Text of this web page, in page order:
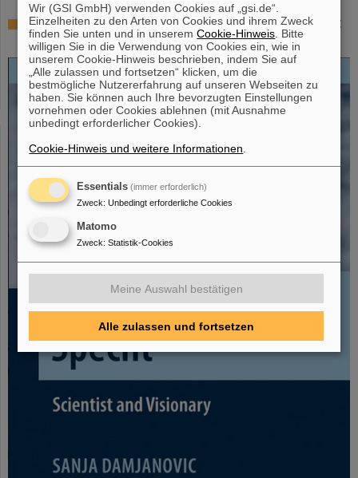
Open-Access-Buch „Hans Joachim Specht
– Scientist and Visionary“ erschienen
Wir (GSI GmbH) verwenden Cookies auf „gsi.de“.
Einzelheiten zu den Arten von Cookies und ihrem Zweck
finden Sie unten und in unseremCookie-Hinweis . Bitte
willigen Sie in die Verwendung von Cookies ein, wie in
unserem Cookie-Hinweis beschrieben, indem Sie auf
„Alle zulassen und fortsetzen“ klicken, um die
bestmögliche Nutzererfahrung auf unseren Webseiten zu
haben. Sie können auch Ihre bevorzugten Einstellungen
vornehmen oder Cookies ablehnen (mit Ausnahme
unbedingt erforderlicher Cookies).
Cookie-Hinweis und weitere Informationen
Essentials (immer erforderlich)
Zweck: Unbedingt erforderliche Cookies
Matomo
Zweck: Statistik-Cookies
Meine Auswahl bestätigen
Alle zulassen und fortsetzen